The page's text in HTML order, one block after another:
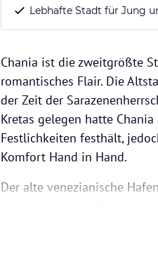
Lebhafte Stadt für Jung
Chania ist die zweitgrößte
romantisches Flair. Die
der Zeit der
Kretas gelegen hatte
Festlichkeiten festhält,
Komfort Hand in Hand.
Der alte venezianische
genießen. In Chania